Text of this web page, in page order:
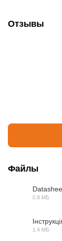
Отзывы
Файлы
0.8 МБ
1.4 МБ